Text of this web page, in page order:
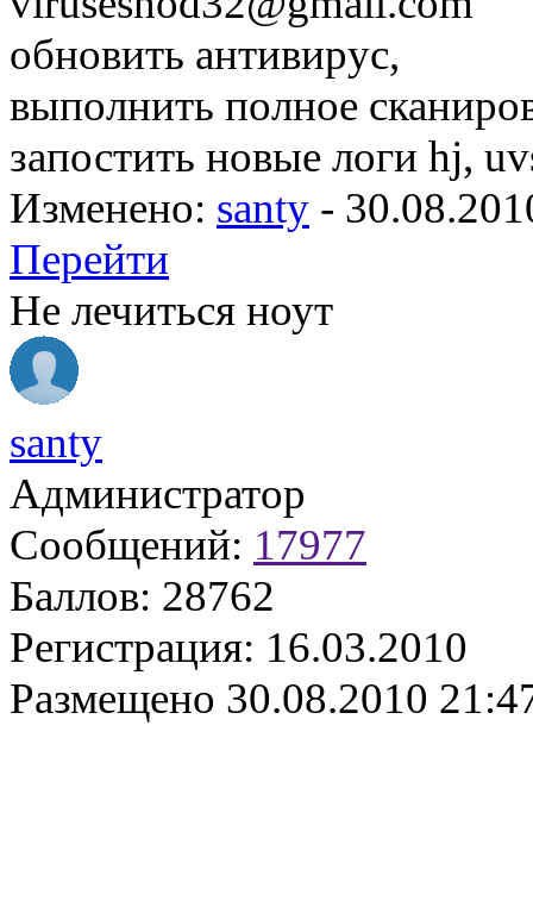
обновить антивирус,
выполнить полное
запостить новые логи hj,
Изменено: santy -
Перейти
Не лечиться ноут
santy
Администратор
Сообщений: 17977
Баллов: 28762
Регистрация: 16.03.2010
Размещено 30.08.2010